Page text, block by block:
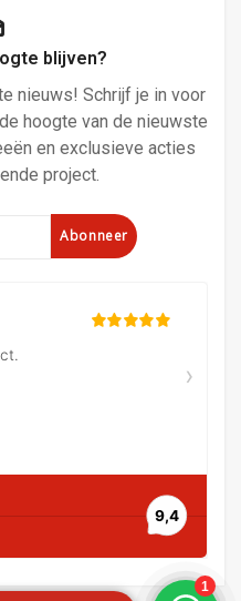
blijven?
nieuws! Schrijf je in voor
hoogte van de nieuwste
en exclusieve acties
project.
Abonneer